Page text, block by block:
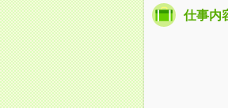
仕事内